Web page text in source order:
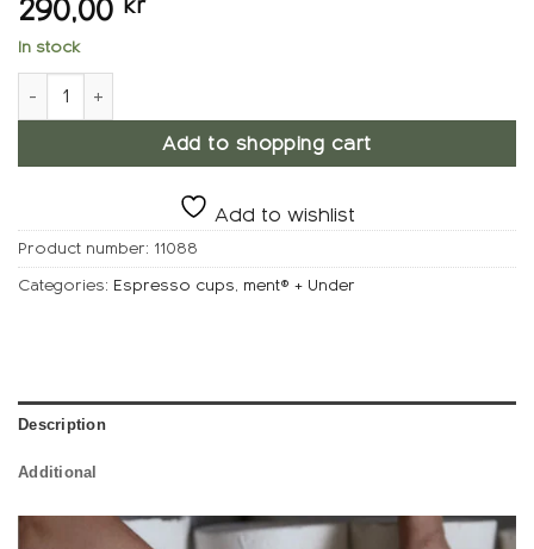
290,00
In stock
ment® + Under Espresso cup quantity
Add to shopping cart
Add to wishlist
Product number: 11088
Categories: Espresso cups, ment® + Under
Description
Additional